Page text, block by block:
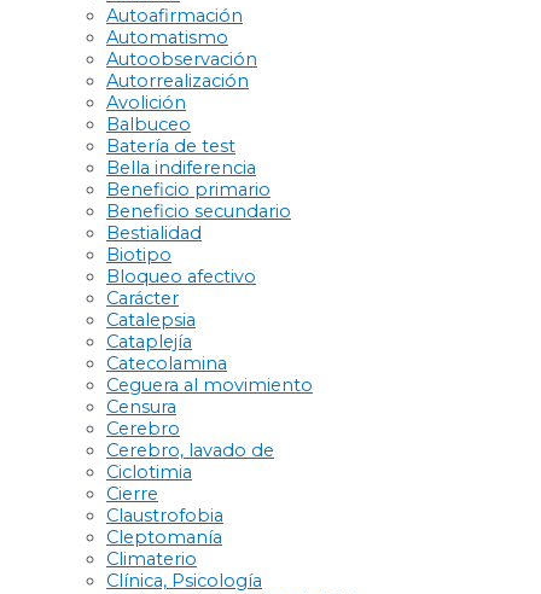
Autoafirmación
Automatismo
Autoobservación
Autorrealización
Avolición
Balbuceo
Batería de test
Bella indiferencia
Beneficio primario
Beneficio secundario
Bestialidad
Biotipo
Bloqueo afectivo
Carácter
Catalepsia
Cataplejía
Catecolamina
Ceguera al movimiento
Censura
Cerebro
Cerebro, lavado de
Ciclotimia
Cierre
Claustrofobia
Cleptomanía
Climaterio
Clínica, Psicología